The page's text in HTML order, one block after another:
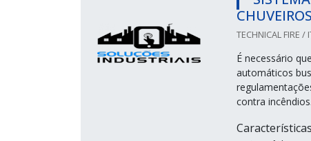
TECHNICAL FIRE /
É necessário
automáticos
contra incêndios.